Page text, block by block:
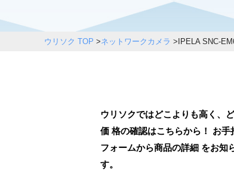
ウリソク TOP >ネットワークカメラ > IPELA SNC-
ウリソクではどこよりも高く、
価 格の確認はこちらから！ お
フォームから商品の詳細 をお知
す。